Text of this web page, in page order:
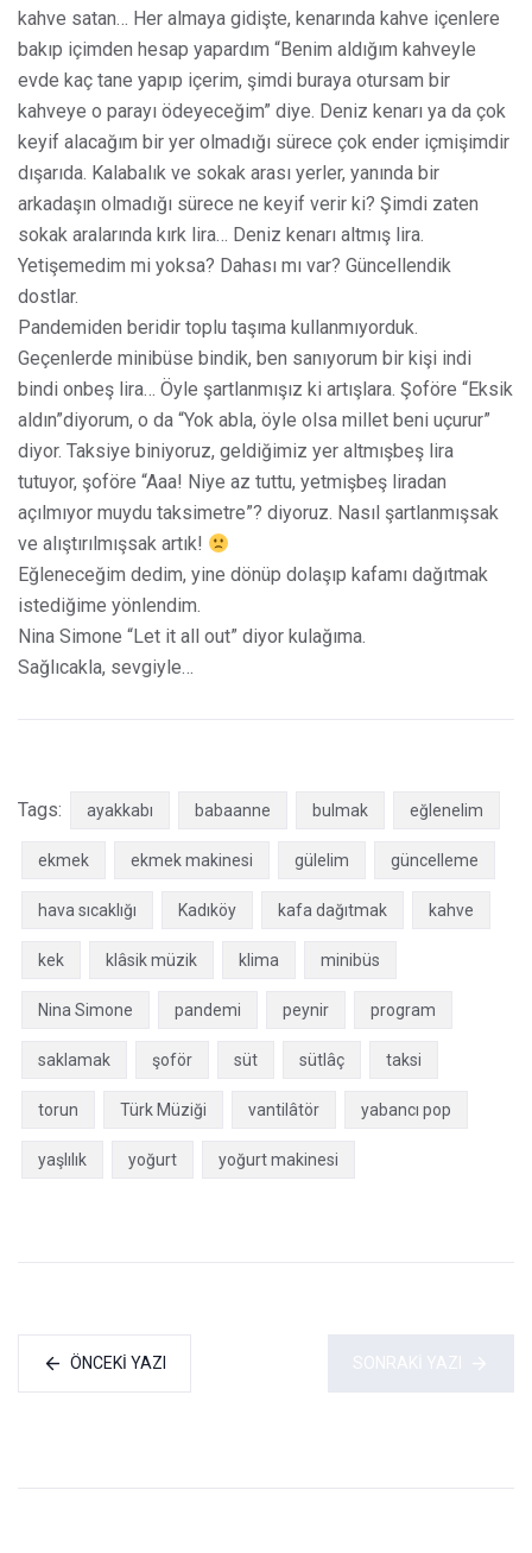
kahve satan… Her almaya gidişte, kenarında kahve içenlere
bakıp içimden hesap yapardım “Benim aldığım kahveyle
evde kaç tane yapıp içerim, şimdi buraya otursam bir
kahveye o parayı ödeyeceğim” diye. Deniz kenarı ya da çok
keyif alacağım bir yer olmadığı sürece çok ender içmişimdir
dışarıda. Kalabalık ve sokak arası yerler, yanında bir
arkadaşın olmadığı sürece ne keyif verir ki? Şimdi zaten
sokak aralarında kırk lira… Deniz kenarı altmış lira.
Yetişemedim mi yoksa? Dahası mı var? Güncellendik
dostlar.
Pandemiden beridir toplu taşıma kullanmıyorduk.
Geçenlerde minibüse bindik, ben sanıyorum bir kişi indi
bindi onbeş lira… Öyle şartlanmışız ki artışlara. Şoföre “Eksik
aldın”diyorum, o da “Yok abla, öyle olsa millet beni uçurur”
diyor. Taksiye biniyoruz, geldiğimiz yer altmışbeş lira
tutuyor, şoföre “Aaa! Niye az tuttu, yetmişbeş liradan
açılmıyor muydu taksimetre”? diyoruz. Nasıl şartlanmışsak
ve alıştırılmışsak artık!
Eğleneceğim dedim, yine dönüp dolaşıp kafamı dağıtmak
istediğime yönlendim.
Nina Simone “Let it all out” diyor kulağıma.
Sağlıcakla, sevgiyle…
Tags: ayakkabı babaanne bulmak eğlenelim
ekmek ekmek makinesi gülelim güncelleme
hava sıcaklığı Kadıköy kafa dağıtmak kahve
kek klâsik müzik klima minibüs
Nina Simone pandemi peynir program
saklamak şoför süt sütlâç taksi
torun Türk Müziği vantilâtör yabancı pop
yaşlılık yoğurt yoğurt makinesi
ÖNCEKI YAZI